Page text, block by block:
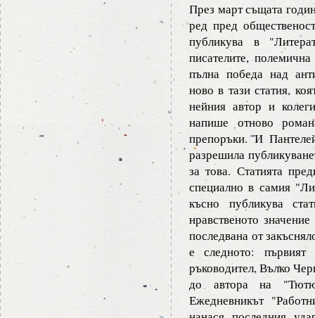
През март същата
ред пред
публикува в
писателите,
пълна победа над
ново в тази статия,
нейния автор и
напише отново
препоръки. И
разрешила
за това. Статията
специално в самия
късно публикува
нравственото
последвана от
е следното: първият
ръководител, Вълко
до автора на
Ежедневникът